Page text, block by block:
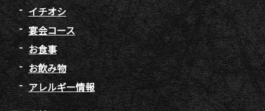
イチオシ
宴会コース
お食事
お飲み物
アレルギー情報